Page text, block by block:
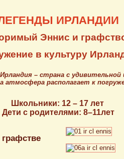
ИРЛАНДИИ
Эннис и
в культуру
Ирландия – страна с
атмосфера располагает к
Школьники: 12 – 17 лет
Дети с родителями: 8–11лет